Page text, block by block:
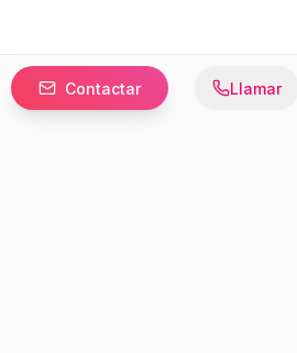
Contactar Llamar